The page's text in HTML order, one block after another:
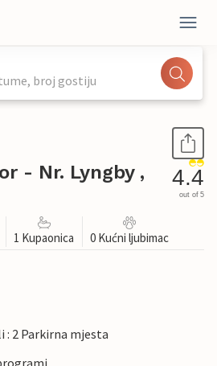
broj gostiju
- Nr. Lyngby ,
4.4
out of 5
1 Kupaonica 0 Kućni ljubimac
: 2 Parkirna mjesta